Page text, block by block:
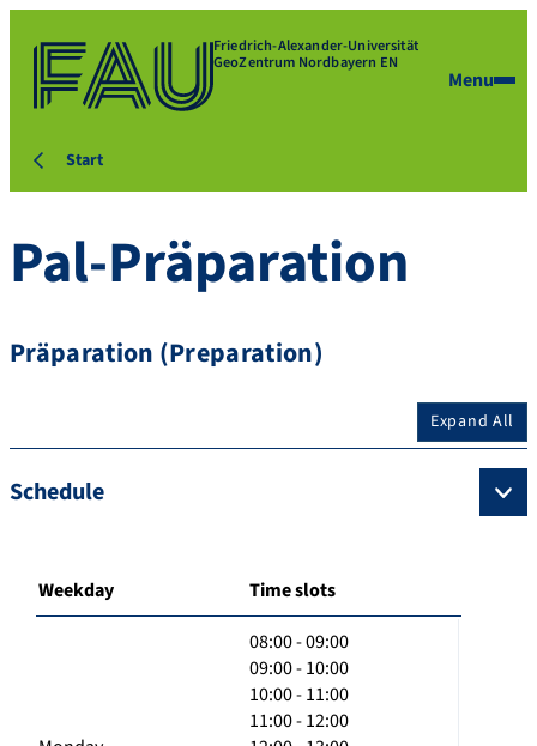
Friedrich-Alexander-Universität
GeoZentrum Nordbayern EN
Menu
Start
Pal-Präparation
Präparation (Preparation)
Expand All
Schedule
Weekday Time slots
08:00 - 09:00
09:00 - 10:00
10:00 - 11:00
11:00 - 12:00